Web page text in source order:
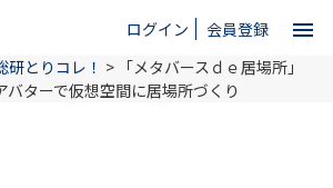
ログイン 会員登録 menu
研とりコレ！ > 「メタバースｄｅ居場所」
ターで仮想空間に居場所づくり